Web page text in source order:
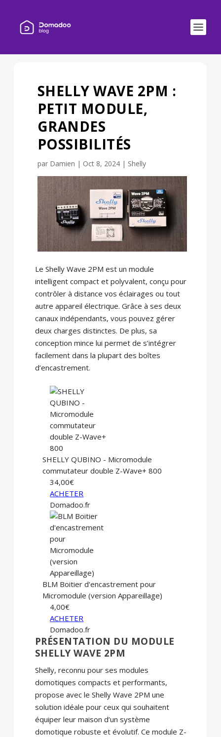
SHELLY WAVE 2PM :
PETIT MODULE,
GRANDES
POSSIBILITÉS
par Damien | Oct 8, 2024| Shelly
Le Shelly Wave 2PM est un module
intelligent compact et polyvalent, conçu pour
contrôler à distance vos éclairages ou tout
autre appareil électrique. Grâce à ses deux
canaux indépendants, vous pouvez gérer
deux charges distinctes. De plus, sa
conception mince lui permet de s’intégrer
facilement dans la plupart des boîtes
d’encastrement.
SHELLY QUBINO - Micromodule
commutateur double Z-Wave+ 800
34,00€
ACHETER
Domadoo.fr
BLM Boitier d'encastrement pour
Micromodule (version Appareillage)
4,00€
ACHETER
Domadoo.fr
PRÉSENTATION DU MODULE
SHELLY WAVE 2PM
Shelly, reconnu pour ses modules
domotiques compacts et performants,
propose avec le Shelly Wave 2PM une
solution idéale pour ceux qui souhaitent
équiper leur maison d’un système
domotique robuste et évolutif. Ce module Z-